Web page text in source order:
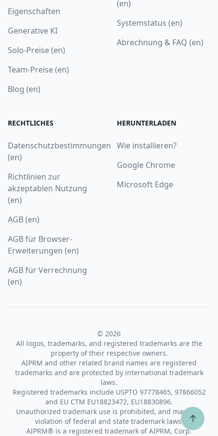
Eigenschaften
Generative KI
Solo-Preise (en)
Team-Preise (en)
Blog (en)
(en)
Systemstatus (en)
Abrechnung & FAQ (en)
RECHTLICHES
Datenschutzbestimmungen
(en)
Richtlinien zur
akzeptablen Nutzung
(en)
AGB (en)
AGB für Browser-
Erweiterungen (en)
AGB für Verrechnung
(en)
HERUNTERLADEN
Wie installieren?
Google Chrome
Microsoft Edge
© 2026
All logos, trademarks, and registered trademarks are the
property of their respective owners.
AIPRM and other related brand names are registered
trademarks and are protected by international trademark
laws.
Registered trademarks include USPTO 97778465, 97866052
and EU CTM EU18823472, EU18830896.
Unauthorized trademark use is prohibited, and may be a
violation of federal and state trademark laws.
AIPRM® is a registered trademark of AIPRM, Corp.
↑